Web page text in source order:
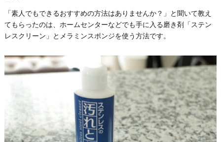
「素人でもできるおすすめの方法はありませんか？」と聞いて教え
てもらったのは、ホームセンターなどでも手に入る磨き剤「ステン
レスクリーン」とメラミンスポンジを使う方法です。